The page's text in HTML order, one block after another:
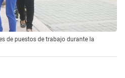
de puestos de trabajo durante la